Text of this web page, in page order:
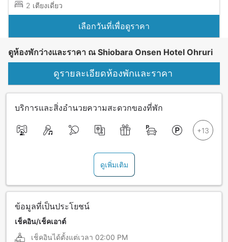
2 เตียงเดี่ยว
เลือกวันที่เพื่อดูราคา
ดูห้องพักว่างและราคา ณ Shiobara Onsen Hotel Ohruri
ดูรายละเอียดห้องพักและราคา
บริการและสิ่งอำนวยความสะดวกของที่พัก
ดูเพิ่มเติม
ข้อมูลที่เป็นประโยชน์
เช็คอิน/เช็คเอาต์
เช็คอินได้ตั้งแต่เวลา 02:00 PM